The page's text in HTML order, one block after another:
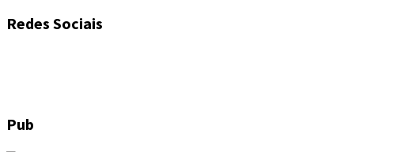
Redes Sociais
Pub